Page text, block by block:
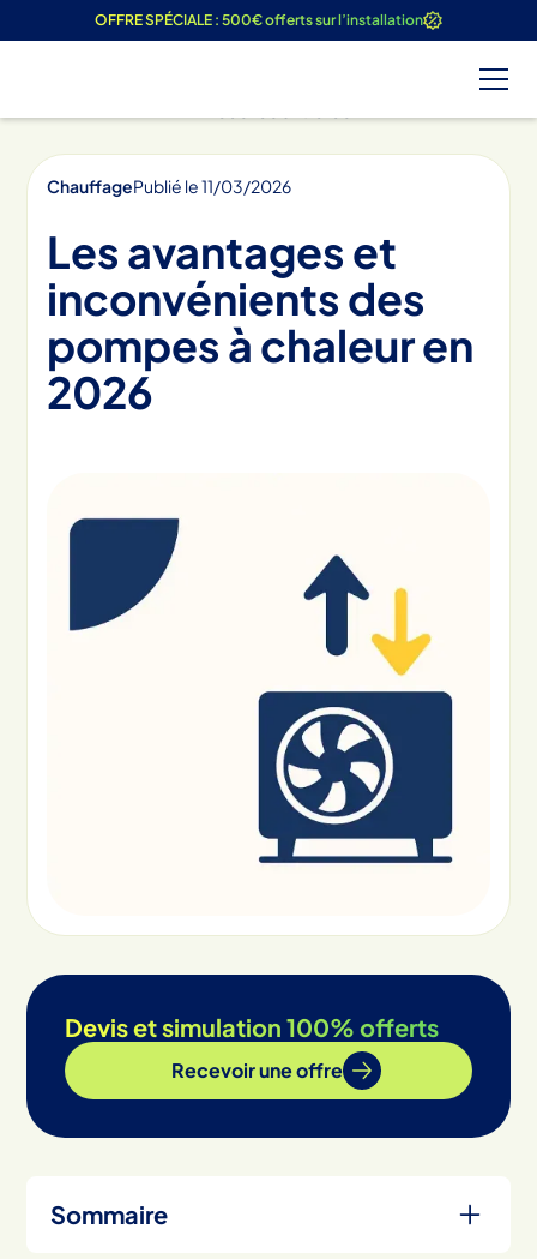
OFFRE SPÉCIALE : 500€ offerts sur l’installation
ChauffagePublié le11/03/2026
Les avantages et
inconvénients des
pompes à chaleur en
2026
Sommaire
Devis et simulation 100% offerts
Recevoir une offre